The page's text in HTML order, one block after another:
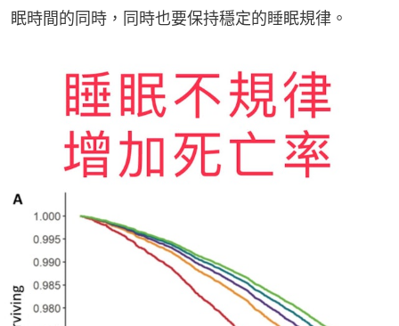
眠時間的同時，同時也要保持穩定的睡眠規律。